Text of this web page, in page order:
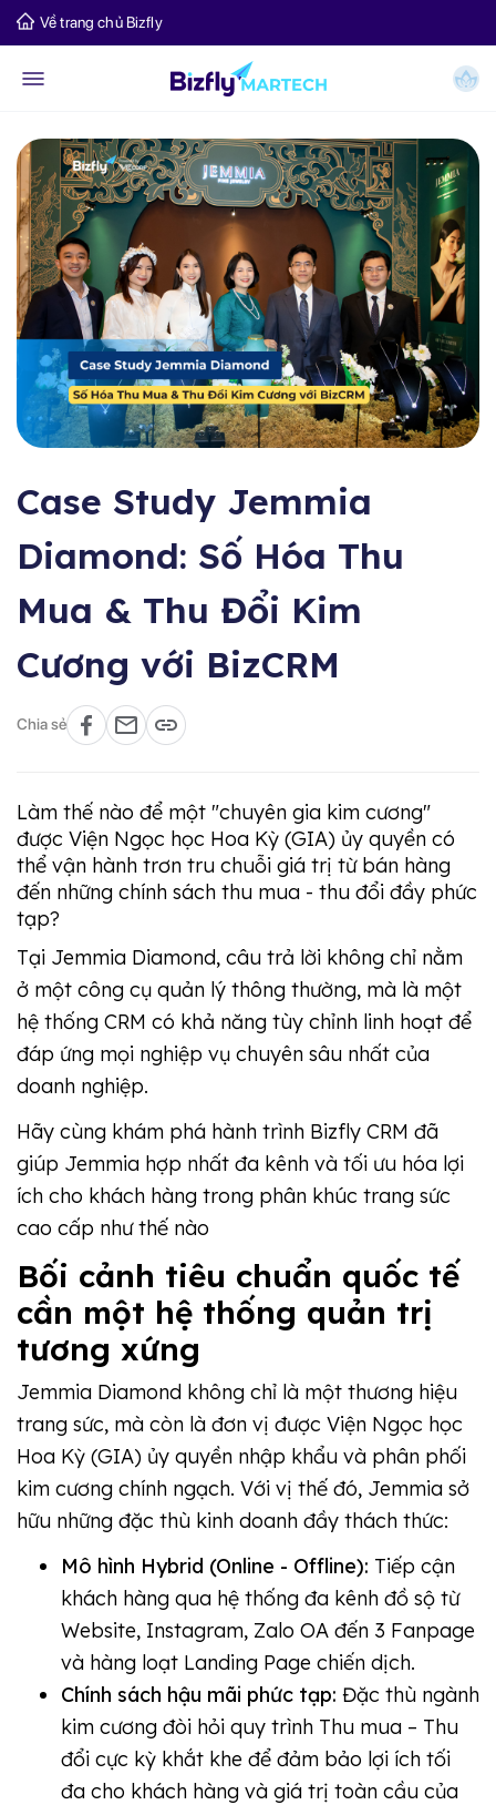
Về trang chủ Bizfly
Case Study Jemmia
Diamond: Số Hóa Thu
Mua & Thu Đổi Kim
Cương với BizCRM
Chia sẻ
Làm thế nào để một "chuyên gia kim cương"
được Viện Ngọc học Hoa Kỳ (GIA) ủy quyền có
thể vận hành trơn tru chuỗi giá trị từ bán hàng
đến những chính sách thu mua - thu đổi đầy phức
tạp?
Tại Jemmia Diamond, câu trả lời không chỉ nằm
ở một công cụ quản lý thông thường, mà là một
hệ thống CRM có khả năng tùy chỉnh linh hoạt để
đáp ứng mọi nghiệp vụ chuyên sâu nhất của
doanh nghiệp.
Hãy cùng khám phá hành trình Bizfly CRM đã
giúp Jemmia hợp nhất đa kênh và tối ưu hóa lợi
ích cho khách hàng trong phân khúc trang sức
cao cấp như thế nào
Bối cảnh tiêu chuẩn quốc tế
cần một hệ thống quản trị
tương xứng
Jemmia Diamond không chỉ là một thương hiệu
trang sức, mà còn là đơn vị được Viện Ngọc học
Hoa Kỳ (GIA) ủy quyền nhập khẩu và phân phối
kim cương chính ngạch. Với vị thế đó, Jemmia sở
hữu những đặc thù kinh doanh đầy thách thức:
Mô hình Hybrid (Online - Offline): Tiếp cận
khách hàng qua hệ thống đa kênh đồ sộ từ
Website, Instagram, Zalo OA đến 3 Fanpage
và hàng loạt Landing Page chiến dịch.
Chính sách hậu mãi phức tạp: Đặc thù ngành
kim cương đòi hỏi quy trình Thu mua – Thu
đổi cực kỳ khắt khe để đảm bảo lợi ích tối
đa cho khách hàng và giá trị toàn cầu của